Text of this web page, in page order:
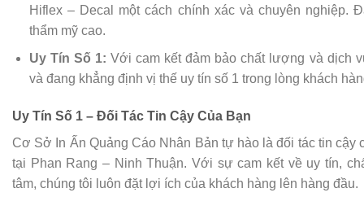
Hiflex – Decal một cách chính xác và chuyên nghiệp.
thẩm mỹ cao.
Uy Tín Số 1: Với cam kết đảm bảo chất lượng và dịch
và đang khẳng định vị thế uy tín số 1 trong lòng khách
Uy Tín Số 1 – Đối Tác Tin Cậy Của Bạn
Cơ Sở In Ấn Quảng Cáo Nhân Bản tự hào là đối tác tin cậy
tại Phan Rang – Ninh Thuận. Với sự cam kết về uy tín,
tâm, chúng tôi luôn đặt lợi ích của khách hàng lên hàng đầu.